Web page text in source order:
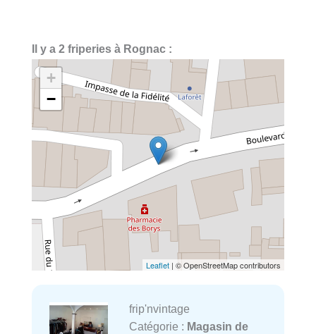
Il y a 2 friperies à Rognac :
+
−
Leaflet | © OpenStreetMap contributors
frip'nvintage
Catégorie : Magasin de